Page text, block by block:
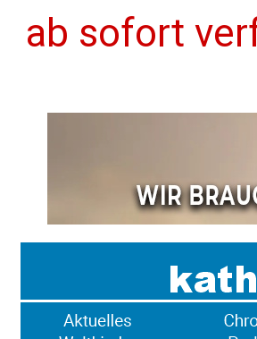
ab sofort